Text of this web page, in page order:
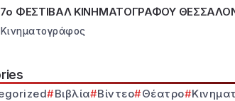
ΦΕΣΤΙΒΑΛ ΚΙΝΗΜΑΤΟΓΡΑΦΟΥ
Κινηματογράφος
Βιβλία Βίντεο Θέατρο